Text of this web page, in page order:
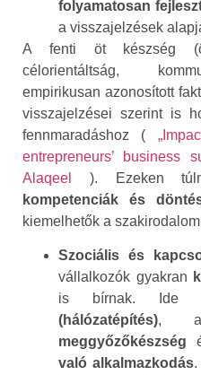
folyamatosan
a visszajelzések
A fenti öt készség
célorientáltság,
empirikusan azonosított
visszajelzései szerint is
fennmaradáshoz (
entrepreneurs’ business
Alaqeel ). Ezeken
kompetenciák és
kiemelhetők a
Szociális és
vállalkozók gyakran
is bírnak. Ide
(hálózatépítés),
meggyőzőkészség
való alkalmazkodás.